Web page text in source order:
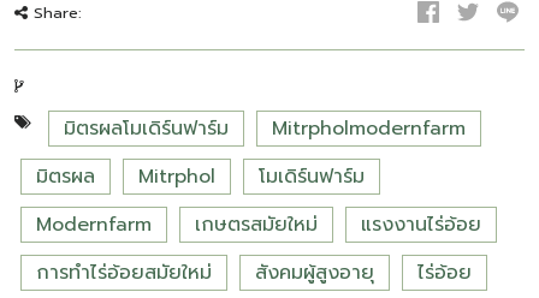
Share:
มิตรผลโมเดิร์นฟาร์ม
Mitrpholmodernfarm
มิตรผล
Mitrphol
โมเดิร์นฟาร์ม
Modernfarm
เกษตรสมัยใหม่
แรงงานไร่อ้อย
การทำไร่อ้อยสมัยใหม่
สังคมผู้สูงอายุ
ไร่อ้อย